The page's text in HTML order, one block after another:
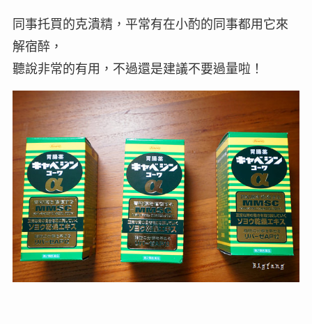
同事托買的克潰精，平常有在小酌的同事都用它來
解宿醉，
聽說非常的有用，不過還是建議不要過量啦！